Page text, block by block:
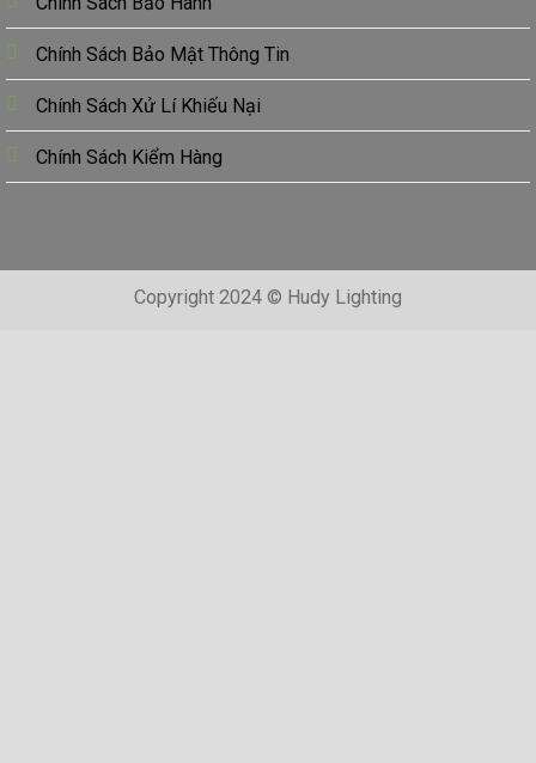
Chính Sách Bảo Mật Thông Tin
Chính Sách Xử Lí Khiếu Nại
Chính Sách Kiểm Hàng
Copyright 2024 © Hudy Lighting